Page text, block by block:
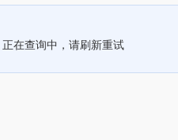
正在查询中，请刷新重试